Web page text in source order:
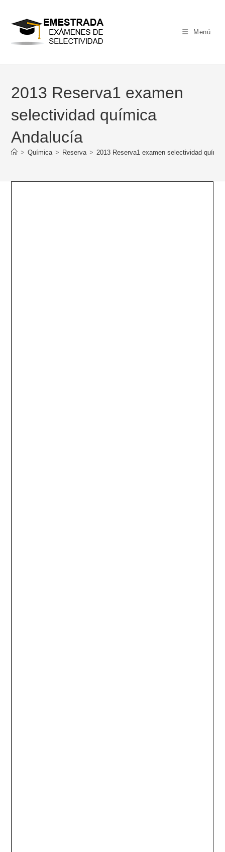
contenido
Menú
2013 Reserva1 examen
selectividad química
Andalucía
> Química > Reserva > 2013 Reserva1 examen selectividad